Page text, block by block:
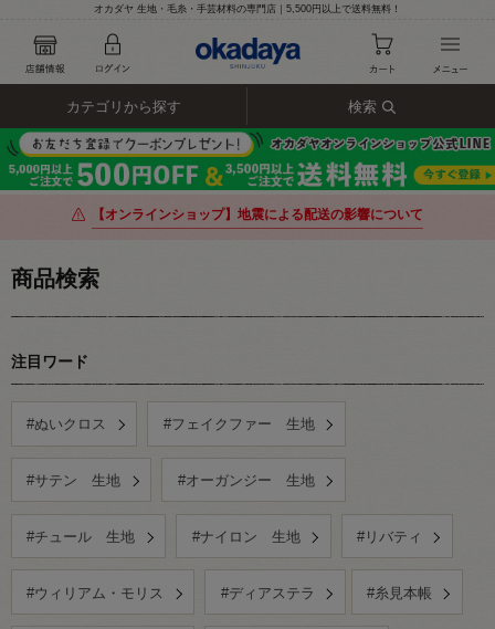
オカダヤ 生地・毛糸・手芸材料の専門店｜5,500円以上で送料無料！
カテゴリから探す 検索
【オンラインショップ】地震による配送の影響について
商品検索
注目ワード
#ぬいクロス #フェイクファー 生地
#サテン 生地 #オーガンジー 生地
#チュール 生地 #ナイロン 生地 #リバティ
#ウィリアム・モリス #ディアステラ #糸見本帳